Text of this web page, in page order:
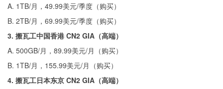
A. 1TB/月，49.99美元/季度（购买）
B. 2TB/月，69.99美元/季度（购买）
3. 搬瓦工中国香港 CN2 GIA（高端）
A. 500GB/月，89.99美元/月（购买）
B. 1TB/月，155.99美元/月（购买）
4. 搬瓦工日本东京 CN2 GIA（高端）